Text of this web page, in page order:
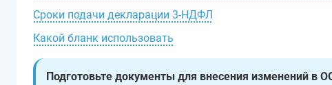
Сроки подачи декларации 3-НДФЛ
Какой бланк использовать
Подготовьте документы для внесения изменений в